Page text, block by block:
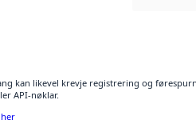
kan likevel krevje registrering og
API-nøklar.